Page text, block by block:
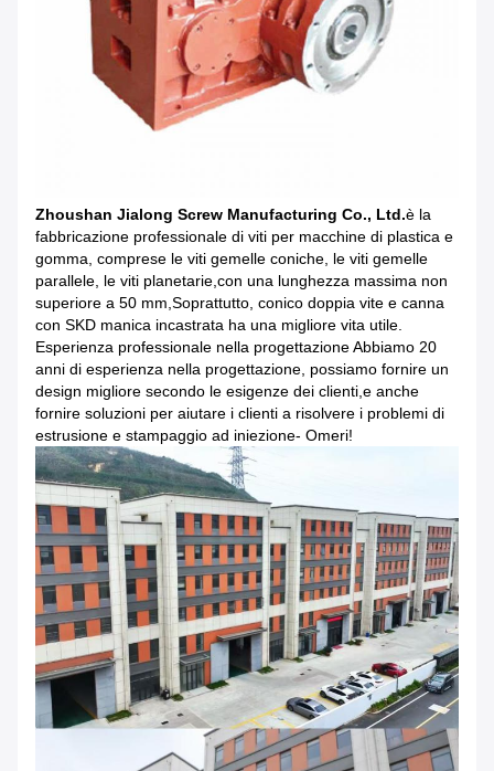
Zhoushan Jialong Screw Manufacturing Co., Ltd.è la
fabbricazione professionale di viti per macchine di plastica e
gomma, comprese le viti gemelle coniche, le viti gemelle
parallele, le viti planetarie,con una lunghezza massima non
superiore a 50 mm,Soprattutto, conico doppia vite e canna
con SKD manica incastrata ha una migliore vita utile.
Esperienza professionale nella progettazione Abbiamo 20
anni di esperienza nella progettazione, possiamo fornire un
design migliore secondo le esigenze dei clienti,e anche
fornire soluzioni per aiutare i clienti a risolvere i problemi di
estrusione e stampaggio ad iniezione- Omeri!